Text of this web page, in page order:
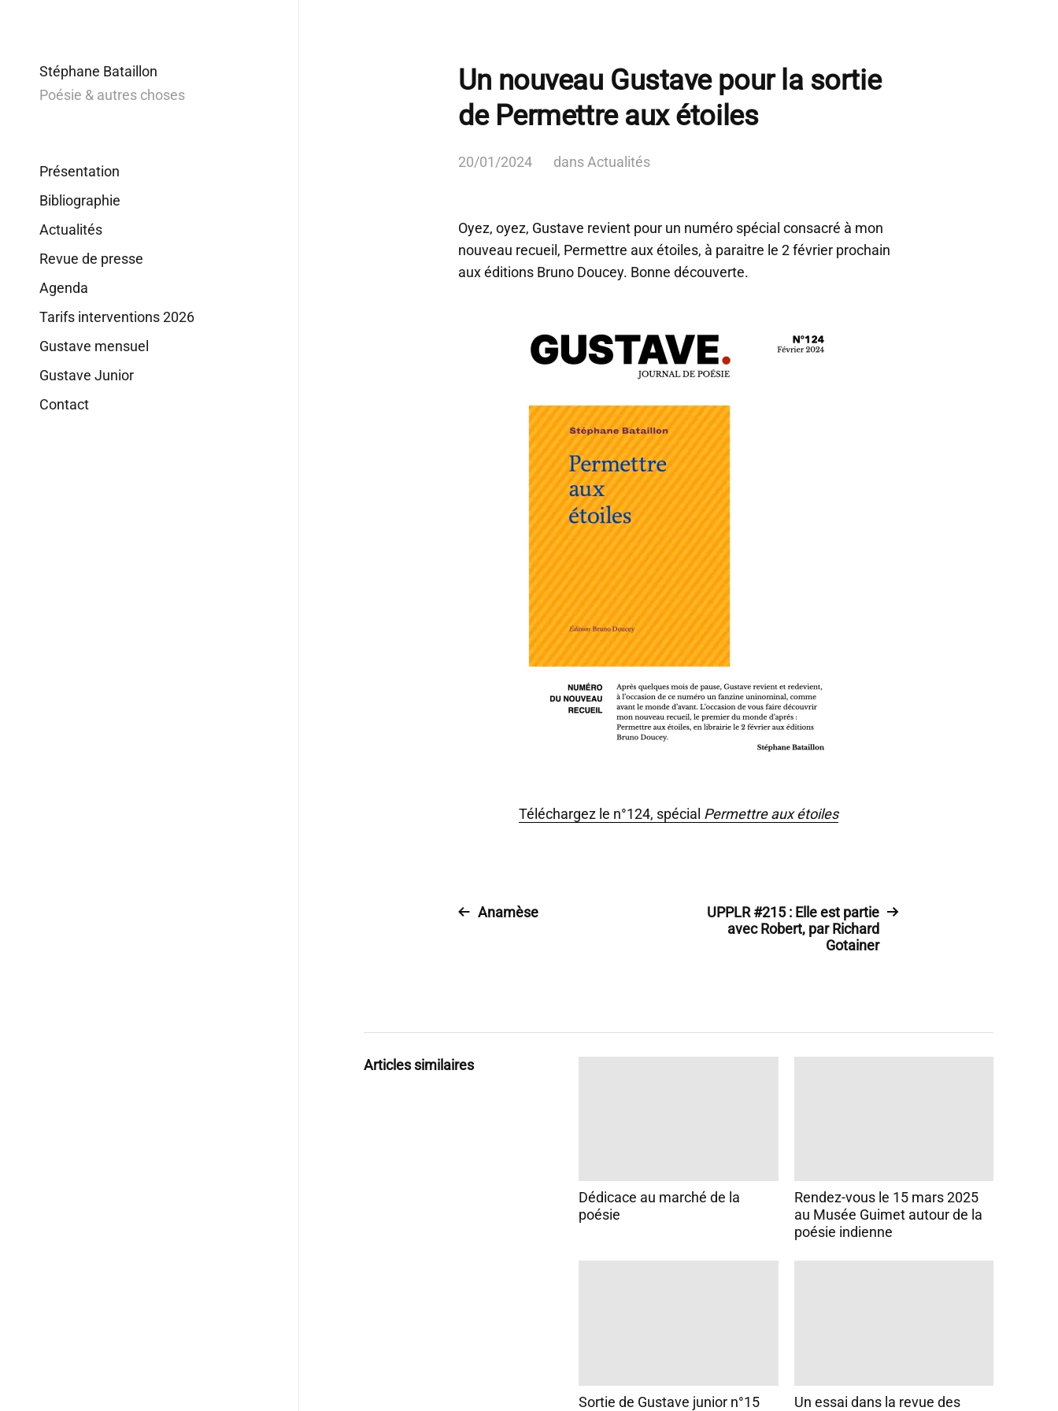
Stéphane Bataillon
Poésie & autres choses
Présentation
Bibliographie
Actualités
Revue de presse
Agenda
Tarifs interventions 2026
Gustave mensuel
Gustave Junior
Contact
Un nouveau Gustave pour la sortie
de Permettre aux étoiles
20/01/2024 dans Actualités
Oyez, oyez, Gustave revient pour un numéro spécial consacré à mon
nouveau recueil, Permettre aux étoiles, à paraitre le 2 février prochain
aux éditions Bruno Doucey. Bonne découverte.
Téléchargez le n°124, spécial Permettre aux étoiles
Anamèse
UPPLR #215 : Elle est partie
avec Robert, par Richard
Gotainer
Articles similaires
Dédicace au marché de la
poésie
Rendez-vous le 15 mars 2025
au Musée Guimet autour de la
poésie indienne
Sortie de Gustave junior n°15
Un essai dans la revue des